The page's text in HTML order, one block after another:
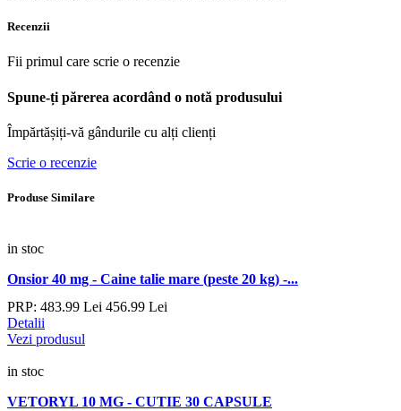
Recenzii
Fii primul care scrie o recenzie
Spune-ți părerea acordând o notă produsului
Împărtășiți-vă gândurile cu alți clienți
Scrie o recenzie
Produse Similare
in stoc
Onsior 40 mg - Caine talie mare (peste 20 kg) -...
PRP: 483.99 Lei 456.99 Lei
Detalii
Vezi produsul
in stoc
VETORYL 10 MG - CUTIE 30 CAPSULE